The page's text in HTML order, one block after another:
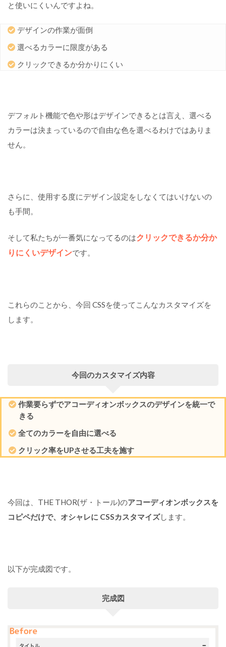
と使いにくいんですよね。
デザインの作業が面倒
選べるカラーに限度がある
クリックできるか分かりにくい
デフォルト機能で色や形はデザインできるとは言え、選べる
カラーは決まっているので自由な色を選べるわけではありま
せん。
さらに、使用する度にデザイン設定をしなくてはいけないの
も手間。
そして私たちが一番気になってるのはクリックできるか分か
りにくいデザインです。
これらのことから、今回 CSSを使ってこんなカスタマイズを
します。
今回のカスタマイズ内容
作業要らずでアコーディオンボックスのデザインを統一で
きる
全てのカラーを自由に選べる
クリック率をUPさせる工夫を施す
今回は、THE THOR(ザ・トール)のアコーディオンボックスを
コピペだけで、オシャレに CSSカスタマイズします。
以下が完成図です。
完成図